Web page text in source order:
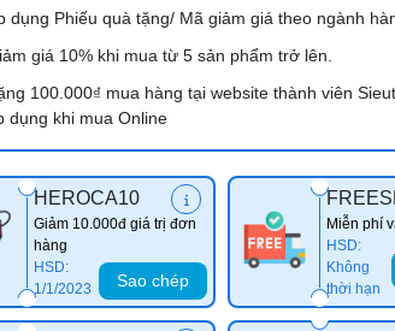
dụng Phiếu quà tặng/ Mã giảm giá theo ngành
giá 10% khi mua từ 5 sản phẩm trở lên.
100.000₫ mua hàng tại website thành viên
dụng khi mua Online
HEROCA10
Giảm 10.000đ giá trị đơn
hàng
HSD:
1/1/2023
Sao chép
Miễn phí
HSD:
Không
thời hạn